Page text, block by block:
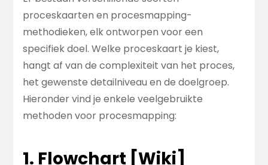
proceskaarten en procesmapping-
methodieken, elk ontworpen voor een
specifiek doel. Welke proceskaart je kiest,
hangt af van de complexiteit van het proces,
het gewenste detailniveau en de doelgroep.
Hieronder vind je enkele veelgebruikte
methoden voor procesmapping:
1. Flowchart [Wiki]